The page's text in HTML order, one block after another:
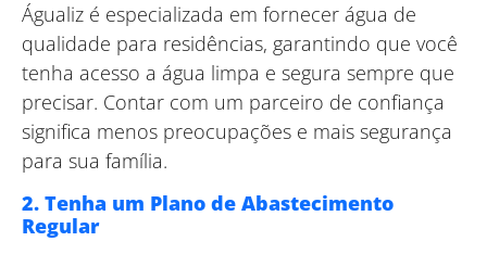
Águaliz é especializada em fornecer água de
qualidade para residências, garantindo que você
tenha acesso a água limpa e segura sempre que
precisar. Contar com um parceiro de confiança
significa menos preocupações e mais segurança
para sua família.
2. Tenha um Plano de Abastecimento
Regular